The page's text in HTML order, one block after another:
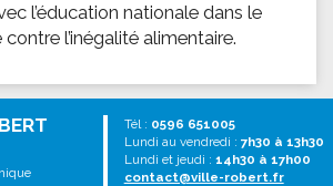
l’éducation nationale dans le
l’inégalité alimentaire.
Tél : 0596 651005
Lundi au vendredi : 7h30 à 13h30
Lundi et jeudi : 14h30 à 17h00
contact@ville-robert.fr